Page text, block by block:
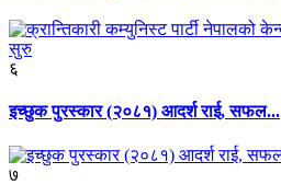
६
इच्छुक पुरस्कार (२०८१) आदर्श राई, सफल...
७